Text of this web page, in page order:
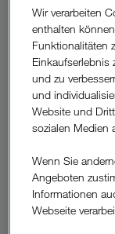
der
als Chef eines
3Business und
Region zu einem
Titel
Erich
Austria
geladenen
Moderiert wurde
Alexandra
3CCO Rudolf
Wir verarbeiten
enthalten
Funktionalitäten
Einkaufserlebnis
und zu
und
Website und
sozialen Medien
Wenn Sie
Angeboten
Informationen
Webseite